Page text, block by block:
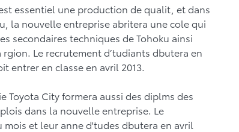
essentiel une production de qualit, et dans
la nouvelle entreprise abritera une cole qui
secondaires techniques de Tohoku ainsi
Le recrutement d’tudiants dbutera en
entrer en classe en avril 2013.
Toyota City formera aussi des diplms des
dans la nouvelle entreprise. Le
et leur anne d'tudes dbutera en avril